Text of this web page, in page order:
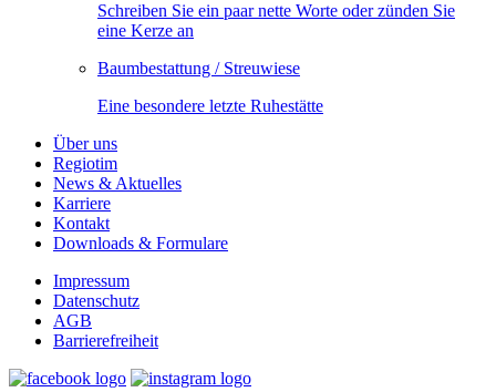
Schreiben Sie ein paar nette Worte oder zünden Sie
eine Kerze an
Baumbestattung / Streuwiese
Eine besondere letzte Ruhestätte
Über uns
Regiotim
News & Aktuelles
Karriere
Kontakt
Downloads & Formulare
Impressum
Datenschutz
AGB
Barrierefreiheit